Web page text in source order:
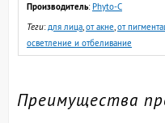
Производитель: Phyto-C
Теги:для лица,от акне,от
осветление и отбеливание
Преимущества